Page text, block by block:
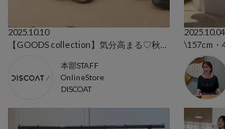
2025.10.10
本部STAFF
OnlineStore
DISCOAT
2025.10.04